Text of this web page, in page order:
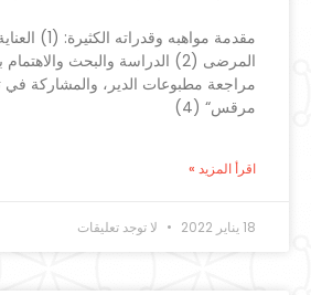
مقدمة مواهبه
مراجعة مطبوعات الدير، والمشاركة في
مرقس“ (4)
اقرأ المزيد »
18 يناير 2022 لا توجد تعليقات